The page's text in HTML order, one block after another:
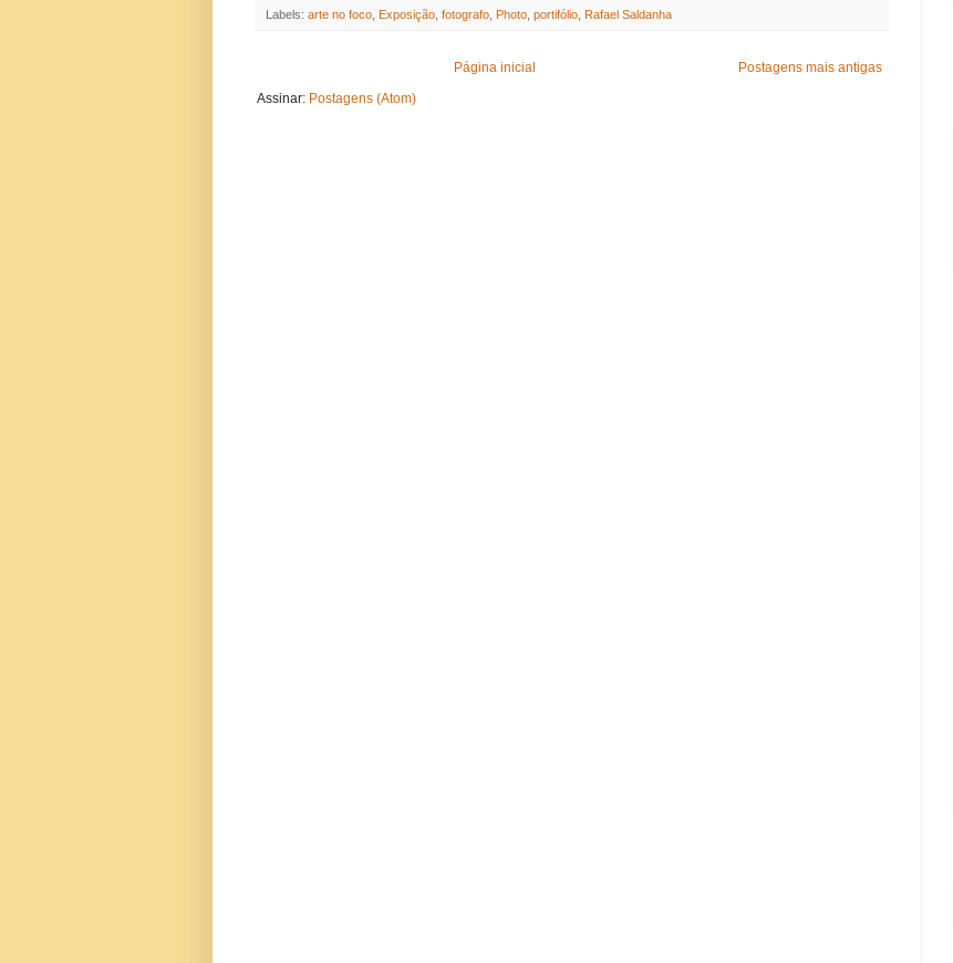
Labels: arte no foco Exposição fotografo Photo portifólio Rafael Saldanha
Postagens mais antigas
Página inicial
Assinar: Postagens (Atom)